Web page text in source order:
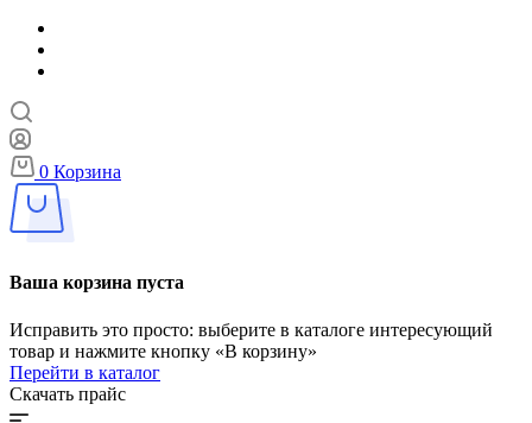
0 Корзина
Ваша корзина пуста
Исправить это просто: выберите в каталоге интересующий
товар и нажмите кнопку «В корзину»
Перейти в каталог
Скачать прайс